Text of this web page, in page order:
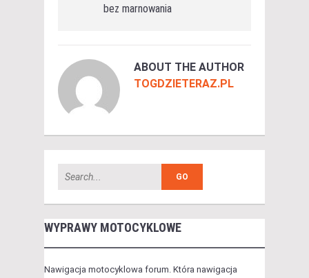
bez marnowania
ABOUT THE AUTHOR
TOGDZIETERAZ.PL
WYPRAWY MOTOCYKLOWE
Nawigacja motocyklowa forum. Która nawigacja